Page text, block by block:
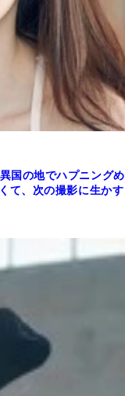
国の地でハプニングめ
て、次の撮影に生かす